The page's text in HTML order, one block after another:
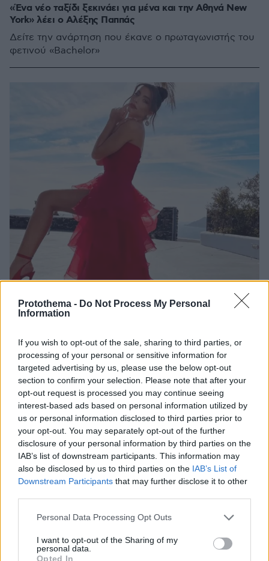
Protothema - Do Not Process My Personal
Information
If you wish to opt-out of the sale, sharing to third parties, or
processing of your personal or sensitive information for
targeted advertising by us, please use the below opt-out
section to confirm your selection. Please note that after your
opt-out request is processed you may continue seeing
interest-based ads based on personal information utilized by
us or personal information disclosed to third parties prior to
your opt-out. You may separately opt-out of the further
disclosure of your personal information by third parties on the
IAB’s list of downstream participants. This information may
also be disclosed by us to third parties on the IAB’s List of
Downstream Participants that may further disclose it to other
Please note that this website/app uses one or more Google
not limited to your visit or usage behaviour. You may click to
grant or deny consent to Google and its third-party tags to
Personal Data Processing Opt Outs
I want to opt-out of the Sharing of my
personal data.
Opted In
«Ένα νέο ταξίδι ξεκινάει για μένα και την Αθηνά New
York» λέει ο Αλέξης Παππάς
Δείτε την ανάρτηση που έκανε ο πρωταγωνιστής του
φετινού «Bachelor»
Η πρώτη ανάρτηση της Άννας Ζένιου μετά την ήττα της
στο «Τhe Bachelor»
«Απόψε ο έρωτας αφήνει το τιμόνι κι εγώ βαδίζω
μόνη» σημειώνει η καλλονή
18.12.2021, 09:51 5